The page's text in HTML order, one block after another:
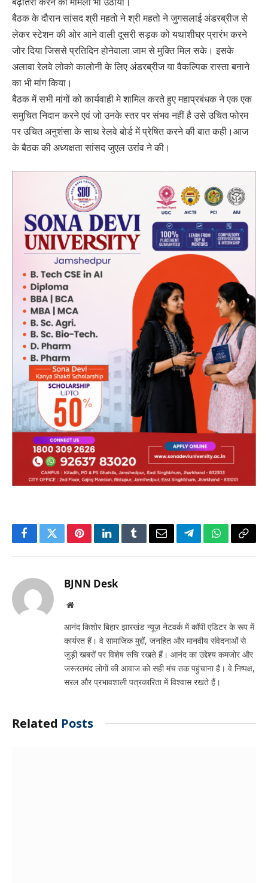
बैठक के दौरान सांसद श्री महतो ने श्री महतो ने जुगसलाई अंडरब्रीज से
लेकर स्टेशन की ओर आने वाली दूसरी सड़क को यथाशीघ्र प्रारंभ करने
जोर दिया जिससे प्रतिदिन होनेवाला जाम से मुक्ति मिल सके। इसके
अलावा रेलवे लोको कालोनी के लिए अंडरब्रीज या वैकल्पिक रास्ता बनाने
का भी मांग किया।
बैठक में सभी मांगों को कार्यवाही मे शामिल करते हुए महाप्रबंधक ने एक एक
समुचित निदान करने एवं जो उनके स्तर पर संभव नहीं है उसे उचित फोरम
पर उचित अनुशंसा के साथ रेलवे बोर्ड में प्रेषित करने की बात कही।आज
के बैठक की अध्यक्षता सांसद जुएल उरांव ने की।
FacebookTwitterPinterestLinkedInTumblrEmailTelegramWhatsApp
Copy
BJNN Desk
Website
आनंद किशोर बिहार झारखंड न्यूज़ नेटवर्क में कॉपी एडिटर के रूप में
कार्यरत हैं। वे सामाजिक मुद्दों, जनहित और मानवीय संवेदनाओं से
जुड़ी खबरों पर विशेष रुचि रखते हैं। आनंद का उद्देश्य कमजोर और
जरूरतमंद लोगों की आवाज को सही मंच तक पहुंचाना है। वे निष्पक्ष,
सरल और प्रभावशाली पत्रकारिता में विश्वास रखते हैं।
Related Posts